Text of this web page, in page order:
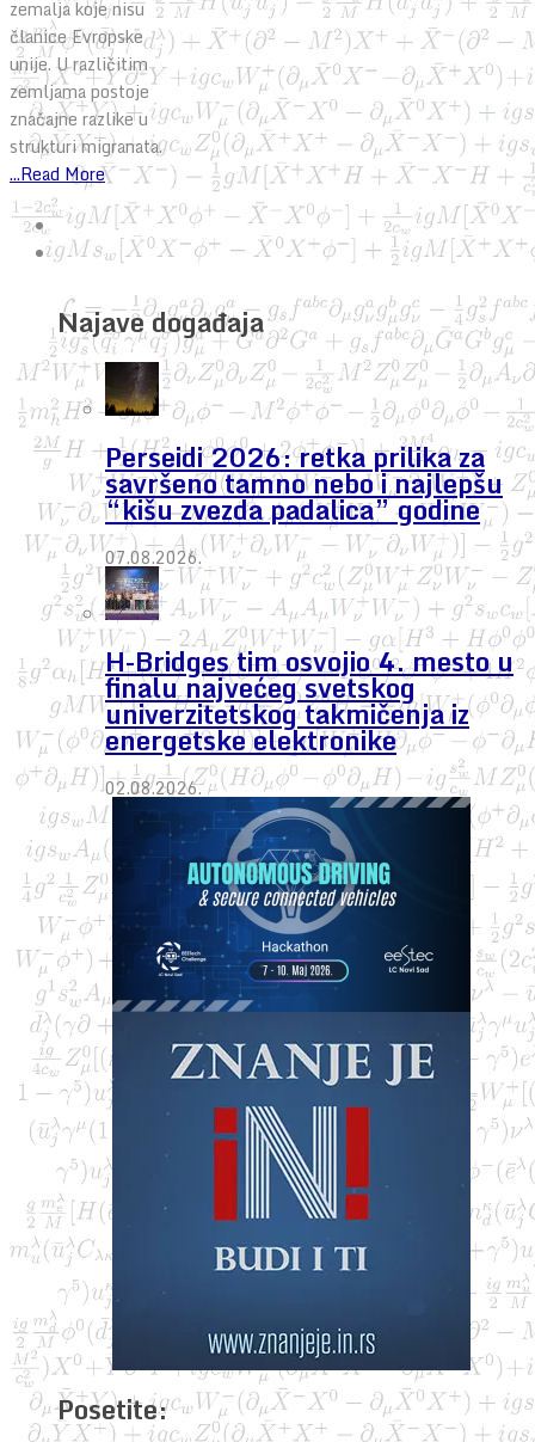
zemalja koje nisu
članice Evropske
unije. U različitim
zemljama postoje
značajne razlike u
strukturi migranata.
...Read More
Najave događaja
Perseidi 2026: retka prilika za
savršeno tamno nebo i najlepšu
“kišu zvezda padalica” godine
07.08.2026.
H-Bridges tim osvojio 4. mesto u
finalu najvećeg svetskog
univerzitetskog takmičenja iz
energetske elektronike
02.08.2026.
Posetite: